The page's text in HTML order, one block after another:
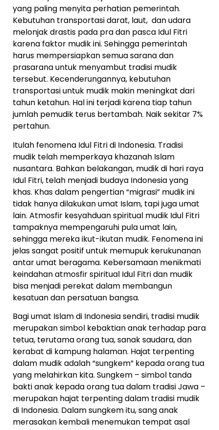
yang paling menyita perhatian pemerintah.
Kebutuhan transportasi darat, laut, dan udara
melonjak drastis pada pra dan pasca Idul Fitri
karena faktor mudik ini. Sehingga pemerintah
harus mempersiapkan semua sarana dan
prasarana untuk menyambut tradisi mudik
tersebut. Kecenderungannya, kebutuhan
transportasi untuk mudik makin meningkat dari
tahun ketahun. Hal ini terjadi karena tiap tahun
jumlah pemudik terus bertambah. Naik sekitar 7%
pertahun.
Itulah fenomena Idul Fitri di Indonesia. Tradisi
mudik telah memperkaya khazanah Islam
nusantara. Bahkan belakangan, mudik di hari raya
Idul Fitri, telah menjadi budaya Indonesia yang
khas. Khas dalam pengertian “migrasi” mudik ini
tidak hanya dilakukan umat Islam, tapi juga umat
lain. Atmosfir kesyahduan spiritual mudik Idul Fitri
tampaknya mempengaruhi pula umat lain,
sehingga mereka ikut-ikutan mudik. Fenomena ini
jelas sangat positif untuk memupuk kerukunanan
antar umat beragama. Kebersamaan menikmati
keindahan atmosfir spiritual Idul Fitri dan mudik
bisa menjadi perekat dalam membangun
kesatuan dan persatuan bangsa.
Bagi umat Islam di Indonesia sendiri, tradisi mudik
merupakan simbol kebaktian anak terhadap para
tetua, terutama orang tua, sanak saudara, dan
kerabat di kampung halaman. Hajat terpenting
dalam mudik adalah “sungkem” kepada orang tua
yang melahirkan kita. Sungkem – simbol tanda
bakti anak kepada orang tua dalam tradisi Jawa –
merupakan hajat terpenting dalam tradisi mudik
di Indonesia. Dalam sungkem itu, sang anak
merasakan kembali menemukan tempat asal